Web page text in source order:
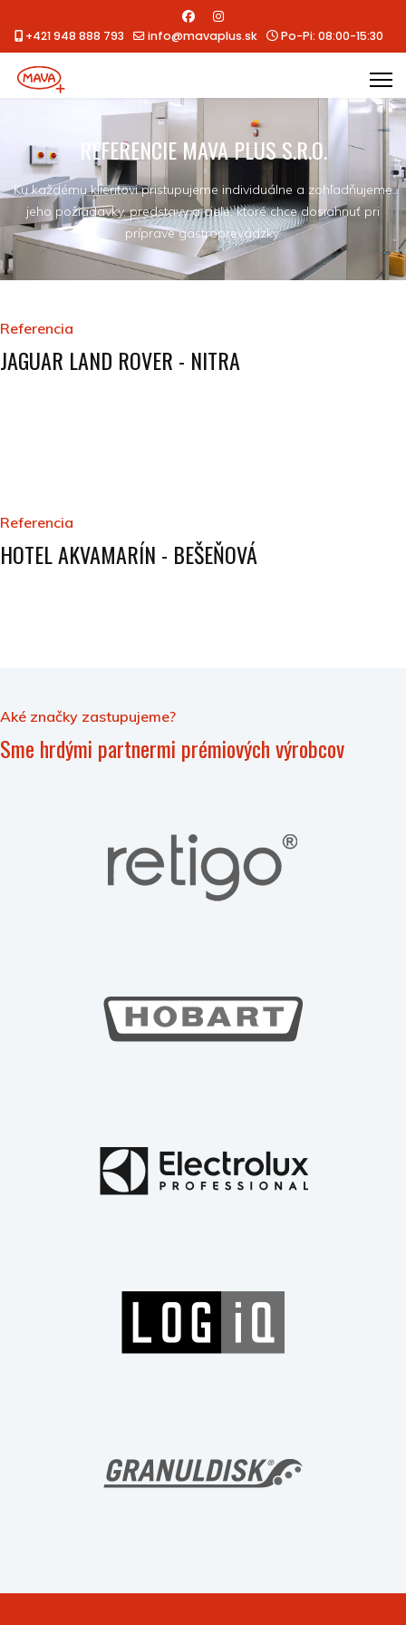
+421 948 888 793 info@mavaplus.sk Po-Pi: 08:00-15:30
REFERENCIE MAVA PLUS S.R.O.
Ku každému klientovi pristupujeme individuálne a zohľadňujeme
jeho požiadavky, predstavy a ciele, ktoré chce dosiahnuť pri
príprave gastroprevádzky.
Referencia
JAGUAR LAND ROVER - NITRA
Referencia
HOTEL AKVAMARÍN - BEŠEŇOVÁ
Aké značky zastupujeme?
Sme hrdými partnermi prémiových výrobcov